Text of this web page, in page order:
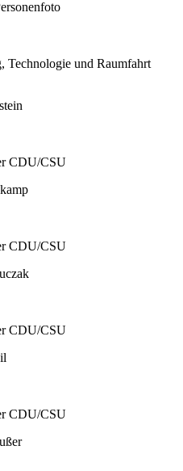
Technologie und Raumfahrt
CDU/CSU
CDU/CSU
CDU/CSU
CDU/CSU